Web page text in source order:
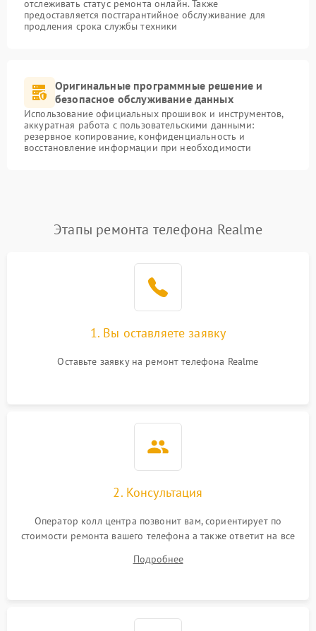
отслеживать статус ремонта онлайн. Также
предоставляется постгарантийное обслуживание для
продления срока службы техники
Оригинальные программные решение и
безопасное обслуживание данных
Использование официальных прошивок и инструментов,
аккуратная работа с пользовательскими данными:
резервное копирование, конфиденциальность и
восстановление информации при необходимости
Этапы ремонта телефона Realme
1. Вы оставляете заявку
Оставьте заявку на ремонт телефона Realme
2. Консультация
Оператор колл центра позвонит вам, сориентирует по
стоимости ремонта вашего телефона а также ответит на все
Подробнее